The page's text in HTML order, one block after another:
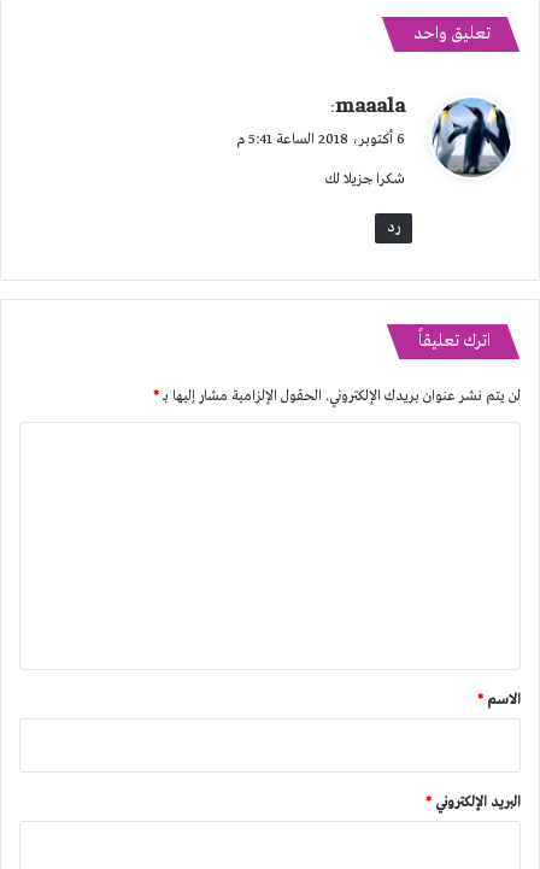
تعليق واحد
ي
ل
maaala
:
6 أكتوبر، 2018 الساعة 5:41 م
شكرا جزيلا لك
رد
اترك تعليقاً
لن يتم نشر عنوان بريدك الإلكتروني. الحقول الإلزامية مشار إليها بـ*
*
الاسم *
البريد الإلكتروني *